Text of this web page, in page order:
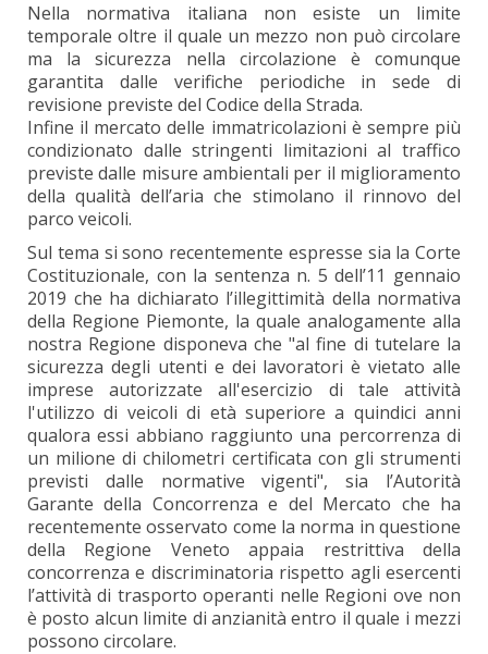
Nella normativa italiana non esiste un limite
temporale oltre il quale un mezzo non può circolare
ma la sicurezza nella circolazione è comunque
garantita dalle verifiche periodiche in sede di
revisione previste del Codice della Strada.
Infine il mercato delle immatricolazioni è sempre più
condizionato dalle stringenti limitazioni al traffico
previste dalle misure ambientali per il miglioramento
della qualità dell’aria che stimolano il rinnovo del
parco veicoli.
Sul tema si sono recentemente espresse sia la Corte
Costituzionale, con la sentenza n. 5 dell’11 gennaio
2019 che ha dichiarato l’illegittimità della normativa
della Regione Piemonte, la quale analogamente alla
nostra Regione disponeva che "al fine di tutelare la
sicurezza degli utenti e dei lavoratori è vietato alle
imprese autorizzate all'esercizio di tale attività
l'utilizzo di veicoli di età superiore a quindici anni
qualora essi abbiano raggiunto una percorrenza di
un milione di chilometri certificata con gli strumenti
previsti dalle normative vigenti", sia l’Autorità
Garante della Concorrenza e del Mercato che ha
recentemente osservato come la norma in questione
della Regione Veneto appaia restrittiva della
concorrenza e discriminatoria rispetto agli esercenti
l’attività di trasporto operanti nelle Regioni ove non
è posto alcun limite di anzianità entro il quale i mezzi
possono circolare.